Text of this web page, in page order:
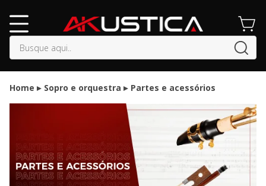
buscar
Home Sopro e orquestra Partes e acessórios